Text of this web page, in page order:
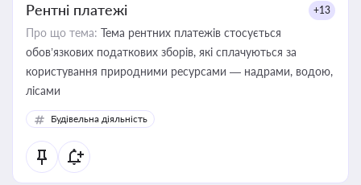
Рентні платежі +13
Про що тема: Тема рентних платежів стосується
обов’язкових податкових зборів, які сплачуються за
користування природними ресурсами — надрами, водою,
лісами
Будівельна діяльність